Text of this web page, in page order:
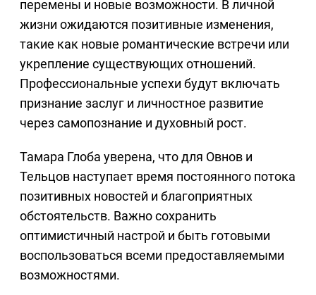
перемены и новые возможности. В личной
жизни ожидаются позитивные изменения,
такие как новые романтические встречи или
укрепление существующих отношений.
Профессиональные успехи будут включать
признание заслуг и личностное развитие
через самопознание и духовный рост.
Тамара Глоба уверена, что для Овнов и
Тельцов наступает время постоянного потока
позитивных новостей и благоприятных
обстоятельств. Важно сохранить
оптимистичный настрой и быть готовыми
воспользоваться всеми предоставляемыми
возможностями.